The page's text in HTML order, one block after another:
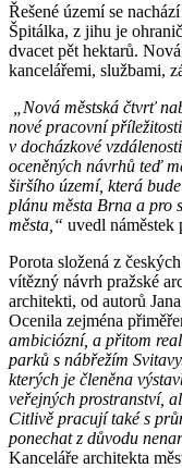
Řešené území se
Špitálka, z jihu je
dvacet pět hektarů.
kancelářemi, službami,
„Nová městská čtvrť
nové pracovní
v docházkové
oceněných návrhů teď
širšího území, která
plánu města Brna a pro
města,“ uvedl
Porota složená z
vítězný návrh pražské
architekti, od autorů
Ocenila zejména
ambiciózní, a přitom
parků s nábřežím
kterých je členěna
veřejných prostranství,
Citlivě pracují také s
ponechat z důvodu
Kanceláře architekta